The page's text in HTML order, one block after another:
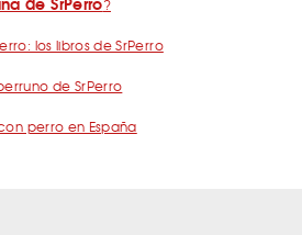
?
los libros de SrPerro
de SrPerro
perro en España